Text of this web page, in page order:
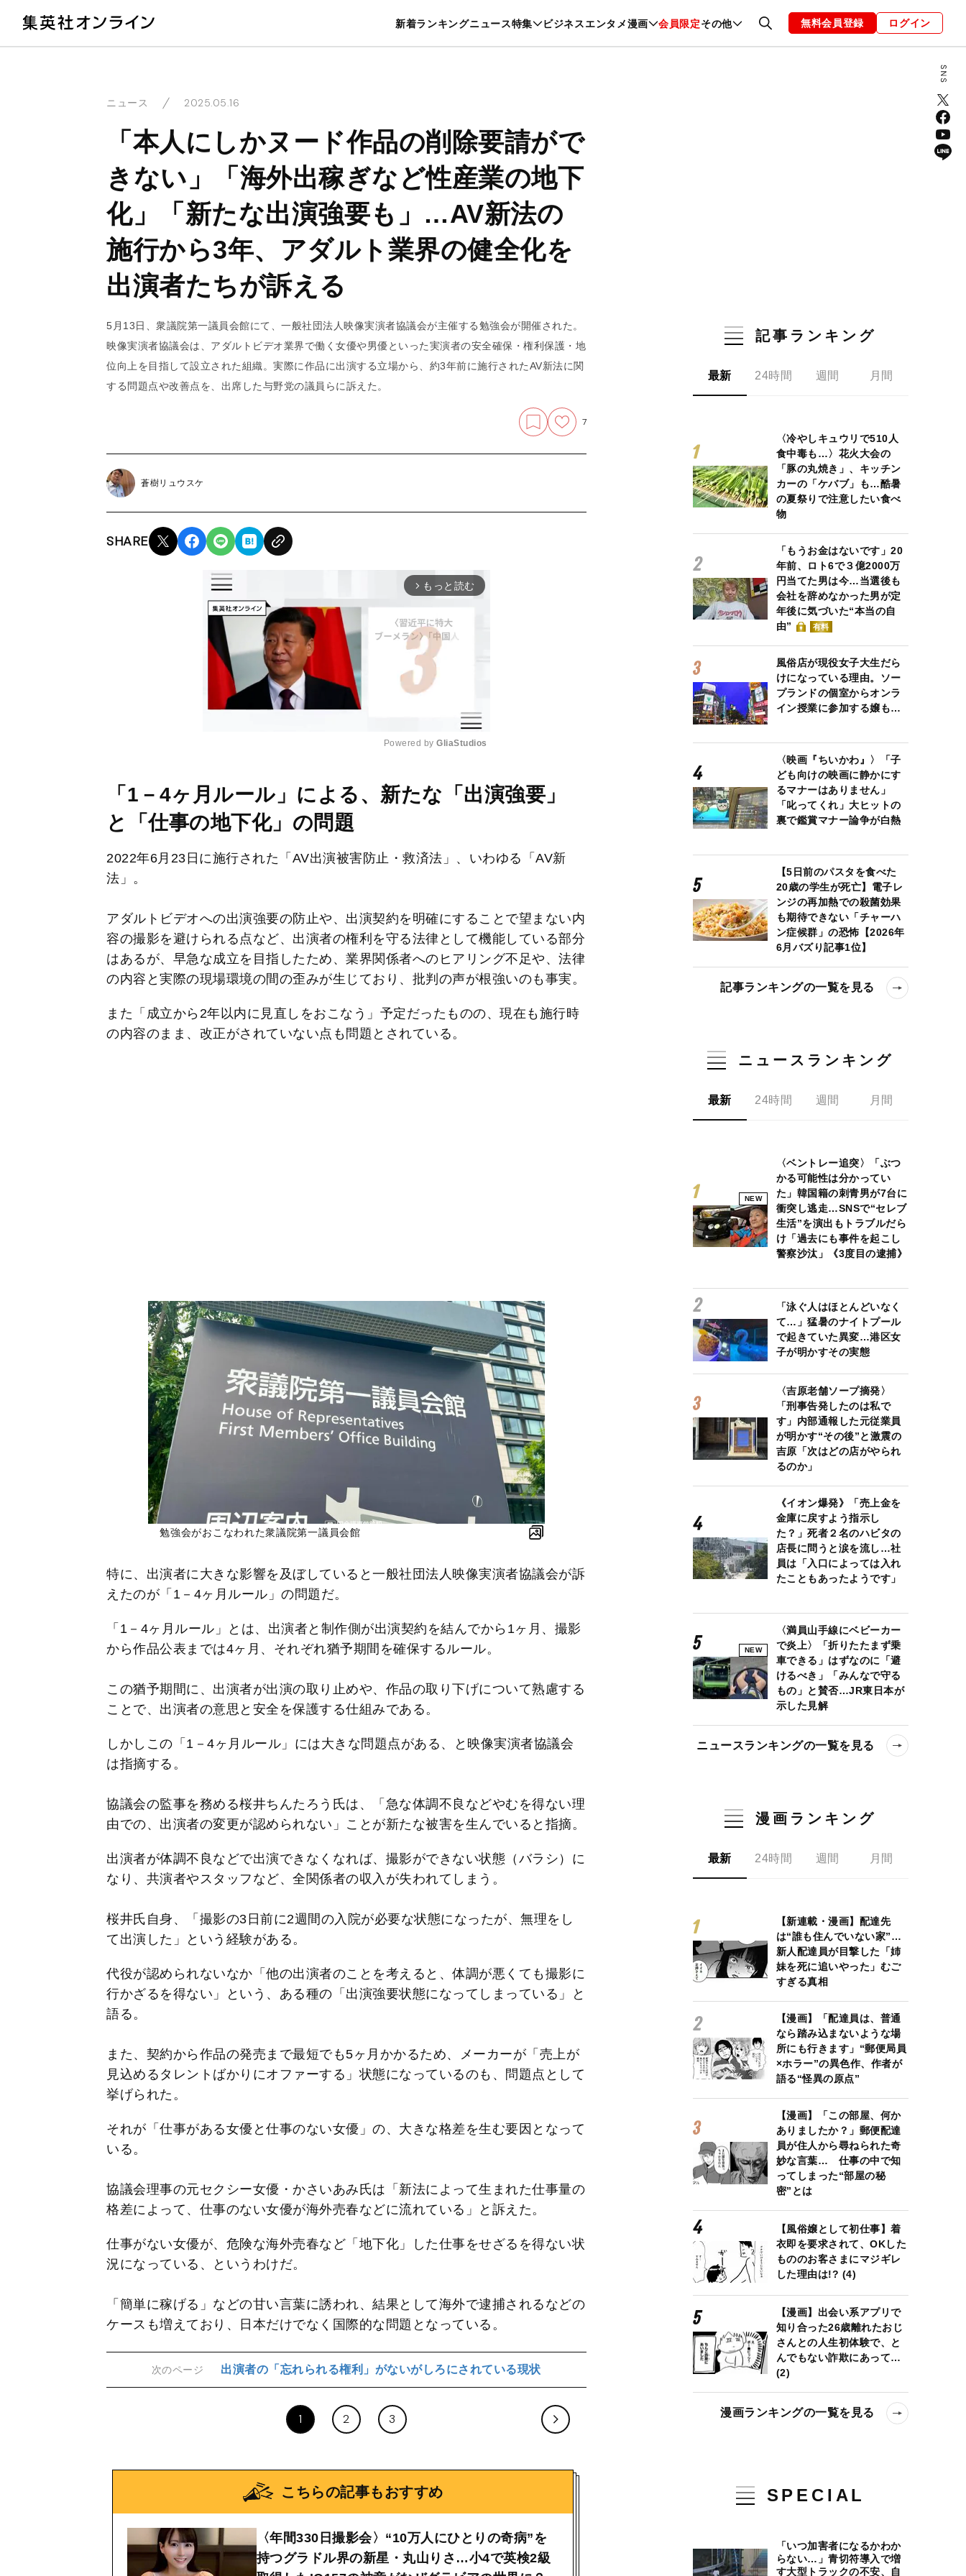
新着ランキングニュース特集 ビジネスエンタメ漫画 会員限定その他
暮らし スポーツ ヘルスケア 美容 グルメ ファッション 恋愛・結婚 編集部 お知らせ
無料会員登録 ログイン
ニュース 2025.05.16
「本人にしかヌード作品の削除要請がで
きない」「海外出稼ぎなど性産業の地下
化」「新たな出演強要も」…AV新法の
施行から3年、アダルト業界の健全化を
出演者たちが訴える
5月13日、衆議院第一議員会館にて、一般社団法人映像実演者協議会が主催する勉強会が開催された。
映像実演者協議会は、アダルトビデオ業界で働く女優や男優といった実演者の安全確保・権利保護・地
位向上を目指して設立された組織。実際に作品に出演する立場から、約3年前に施行されたAV新法に関
する問題点や改善点を、出席した与野党の議員らに訴えた。
7
蒼樹リュウスケ
SHARE
arrow_forward_ios もっと読む
u
Powered by GliaStudios
「1－4ヶ月ルール」による、新たな「出演強要」
と「仕事の地下化」の問題
2022年6月23日に施行された「AV出演被害防止・救済法」、いわゆる「AV新
法」。
アダルトビデオへの出演強要の防止や、出演契約を明確にすることで望まない内
容の撮影を避けられる点など、出演者の権利を守る法律として機能している部分
はあるが、早急な成立を目指したため、業界関係者へのヒアリング不足や、法律
の内容と実際の現場環境の間の歪みが生じており、批判の声が根強いのも事実。
また「成立から2年以内に見直しをおこなう」予定だったものの、現在も施行時
の内容のまま、改正がされていない点も問題とされている。
勉強会がおこなわれた衆議院第一議員会館
特に、出演者に大きな影響を及ぼしていると一般社団法人映像実演者協議会が訴
えたのが「1－4ヶ月ルール」の問題だ。
「1－4ヶ月ルール」とは、出演者と制作側が出演契約を結んでから1ヶ月、撮影
から作品公表までは4ヶ月、それぞれ猶予期間を確保するルール。
この猶予期間に、出演者が出演の取り止めや、作品の取り下げについて熟慮する
ことで、出演者の意思と安全を保護する仕組みである。
しかしこの「1－4ヶ月ルール」には大きな問題点がある、と映像実演者協議会
は指摘する。
協議会の監事を務める桜井ちんたろう氏は、「急な体調不良などやむを得ない理
由での、出演者の変更が認められない」ことが新たな被害を生んでいると指摘。
出演者が体調不良などで出演できなくなれば、撮影ができない状態（バラシ）に
なり、共演者やスタッフなど、全関係者の収入が失われてしまう。
桜井氏自身、「撮影の3日前に2週間の入院が必要な状態になったが、無理をし
て出演した」という経験がある。
代役が認められないなか「他の出演者のことを考えると、体調が悪くても撮影に
行かざるを得ない」という、ある種の「出演強要状態になってしまっている」と
語る。
また、契約から作品の発売まで最短でも5ヶ月かかるため、メーカーが「売上が
見込めるタレントばかりにオファーする」状態になっているのも、問題点として
挙げられた。
それが「仕事がある女優と仕事のない女優」の、大きな格差を生む要因となって
いる。
協議会理事の元セクシー女優・かさいあみ氏は「新法によって生まれた仕事量の
格差によって、仕事のない女優が海外売春などに流れている」と訴えた。
仕事がない女優が、危険な海外売春など「地下化」した仕事をせざるを得ない状
況になっている、というわけだ。
「簡単に稼げる」などの甘い言葉に誘われ、結果として海外で逮捕されるなどの
ケースも増えており、日本だけでなく国際的な問題となっている。
次のページ 出演者の「忘れられる権利」がないがしろにされている現状
1 2 3
こちらの記事もおすすめ
〈年間330日撮影会〉“10万人にひとりの奇病”を
持つグラドル界の新星・丸山りさ…小4で英検2級
記事ランキング
最新 24時間 週間 月間
〈冷やしキュウリで510人
食中毒も…〉花火大会の
「豚の丸焼き」、キッチン
カーの「ケバブ」も…酷暑
の夏祭りで注意したい食べ
物
「もうお金はないです」20
年前、ロト6で３億2000万
円当てた男は今…当選後も
会社を辞めなかった男が定
年後に気づいた“本当の自
由”
有料
風俗店が現役女子大生だら
けになっている理由。ソー
プランドの個室からオンラ
イン授業に参加する嬢も…
〈映画『ちいかわ』〉「子
ども向けの映画に静かにす
るマナーはありません」
「叱ってくれ」大ヒットの
裏で鑑賞マナー論争が白熱
【5日前のパスタを食べた
20歳の学生が死亡】電子レ
ンジの再加熱での殺菌効果
も期待できない「チャーハ
ン症候群」の恐怖【2026年
6月バズり記事1位】
記事ランキングの一覧を見る
ニュースランキング
最新 24時間 週間 月間
NEW
〈ベントレー追突〉「ぶつ
かる可能性は分かってい
た」韓国籍の刺青男が7台に
衝突し逃走…SNSで“セレブ
生活”を演出もトラブルだら
け「過去にも事件を起こし
警察沙汰」《3度目の逮捕》
「泳ぐ人はほとんどいなく
て…」猛暑のナイトプール
で起きていた異変…港区女
子が明かすその実態
〈吉原老舗ソープ摘発〉
「刑事告発したのは私で
す」内部通報した元従業員
が明かす“その後”と激震の
吉原「次はどの店がやられ
るのか」
《イオン爆発》「売上金を
金庫に戻すよう指示し
た？」死者２名のハビタの
店長に問うと涙を流し…社
員は「入口によっては入れ
たこともあったようです」
NEW
〈満員山手線にベビーカー
で炎上〉「折りたたまず乗
車できる」はずなのに「避
けるべき」「みんなで守る
もの」と賛否…JR東日本が
示した見解
ニュースランキングの一覧を見る
漫画ランキング
最新 24時間 週間 月間
【新連載・漫画】配達先
は“誰も住んでいない家”…
新人配達員が目撃した「姉
妹を死に追いやった」むご
すぎる真相
【漫画】「配達員は、普通
なら踏み込まないような場
所にも行きます」“郵便局員
×ホラー”の異色作、作者が
語る“怪異の原点”
【漫画】「この部屋、何か
ありましたか？」郵便配達
員が住人から尋ねられた奇
妙な言葉… 仕事の中で知
ってしまった“部屋の秘
密”とは
【風俗嬢として初仕事】着
衣即を要求されて、OKした
もののお客さまにマジギレ
した理由は!? (4)
【漫画】出会い系アプリで
知り合った26歳離れたおじ
さんとの人生初体験で、と
んでもない詐欺にあって…
(2)
漫画ランキングの一覧を見る
SPECIAL
「いつ加害者になるかわか
らない…」青切符導入で増
す大型トラックの不安、自